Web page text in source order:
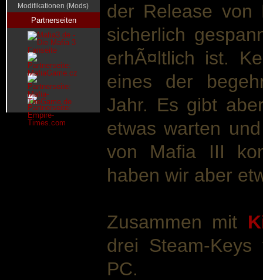
Modifikationen (Mods)
Partnerseiten
der Release
sicherlich
erhÃ¤ltlich ist.
eines der
Jahr. Es gibt
etwas warten
von Mafia III
haben wir aber
Zusammen mit
drei Steam-
PC.